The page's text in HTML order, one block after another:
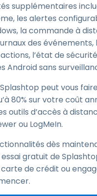
supplémentaires
les alertes
la commande à
des événements,
l’état de
Android sans
peut vous faire
80% sur votre coût
outils d’accès à
ou LogMeIn.
dès
gratuit de
de crédit ou